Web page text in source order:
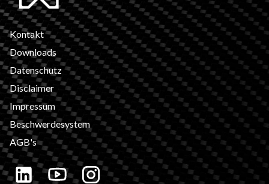
Kontakt
Downloads
Datenschutz
Disclaimer
Impressum
Beschwerdesystem
AGB's